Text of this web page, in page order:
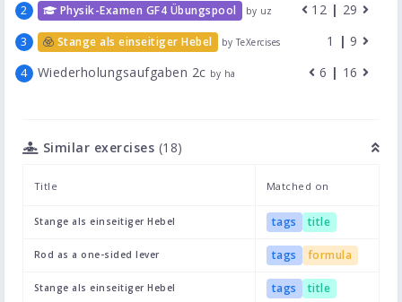
Physik-Examen GF4 Übungspool by uz 12 | 29
Stange als einseitiger Hebel by TeXercises 1 | 9
Wiederholungsaufgaben 2c by ha 6 | 16
Similar exercises (18)
Title Matched on
Stange als einseitiger Hebel tags title
Rod as a one-sided lever tags formula
Stange als einseitiger Hebel tags title